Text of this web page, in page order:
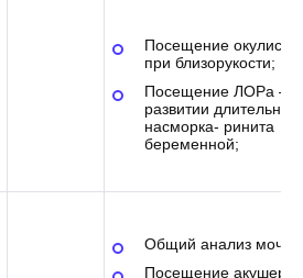
Посещение окулиста
при близорукости;
Посещение ЛОРа –
развитии длительного
насморка- ринита
беременной;
Общий анализ мочи.
Посещение акушера-